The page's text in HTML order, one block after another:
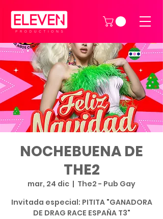
NOCHEBUENA DE
THE2
mar, 24 dic
  |
The2 - Pub Gay
Invitada especial: PITITA "GANADORA
DE DRAG RACE ESPAÑA T3"